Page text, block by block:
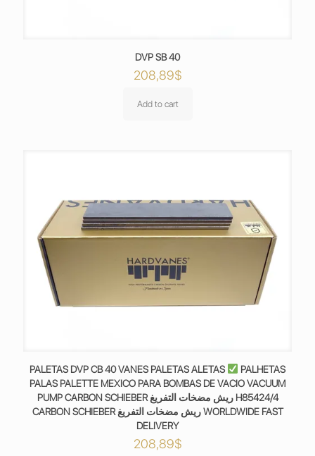
DVP SB 40
208,89$
Add to cart
PALETAS DVP CB 40 VANES PALETAS ALETAS
PALHETAS
PALAS PALETTE MEXICO PARA BOMBAS DE VACIO VACUUM
PUMP CARBON SCHIEBER ريش مضخات التفريغ H85424/4
CARBON SCHIEBER ريش مضخات التفريغ WORLDWIDE FAST
DELIVERY
208,89$